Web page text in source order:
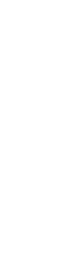
Puedes